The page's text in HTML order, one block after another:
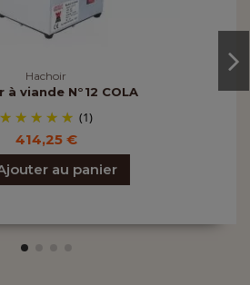
Hachoir
à viande N°12 COLA
(1)
414,25 €
au panier